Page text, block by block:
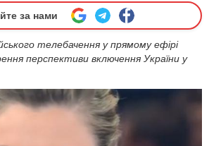
за нами
телебачення у прямому ефірі
перспективи включення України у